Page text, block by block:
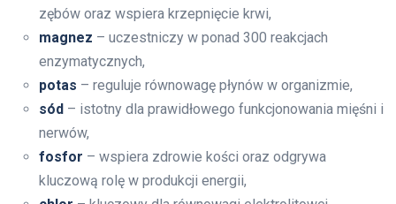
zębów oraz wspiera krzepnięcie krwi,
magnez – uczestniczy w ponad 300 reakcjach
enzymatycznych,
potas – reguluje równowagę płynów w organizmie,
sód – istotny dla prawidłowego funkcjonowania mięśni i
nerwów,
fosfor – wspiera zdrowie kości oraz odgrywa
kluczową rolę w produkcji energii,